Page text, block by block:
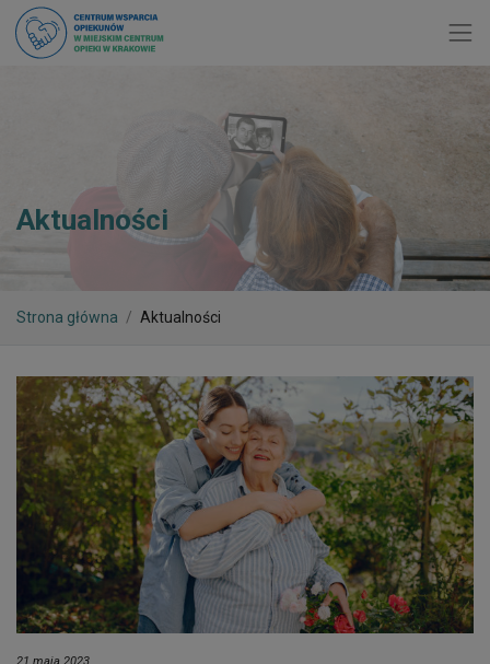
Aktualności
Strona główna Aktualności